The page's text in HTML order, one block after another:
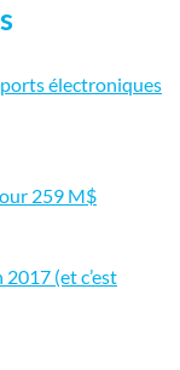
électroniques
259 M$
2017 (et c’est